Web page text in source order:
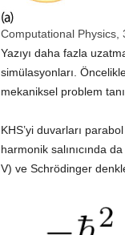
Computational Physics,
Yazıyı daha fazla
simülasyonları.
mekaniksel problem
KHS’yi duvarları
harmonik salınıcında
V) ve Schrödinger